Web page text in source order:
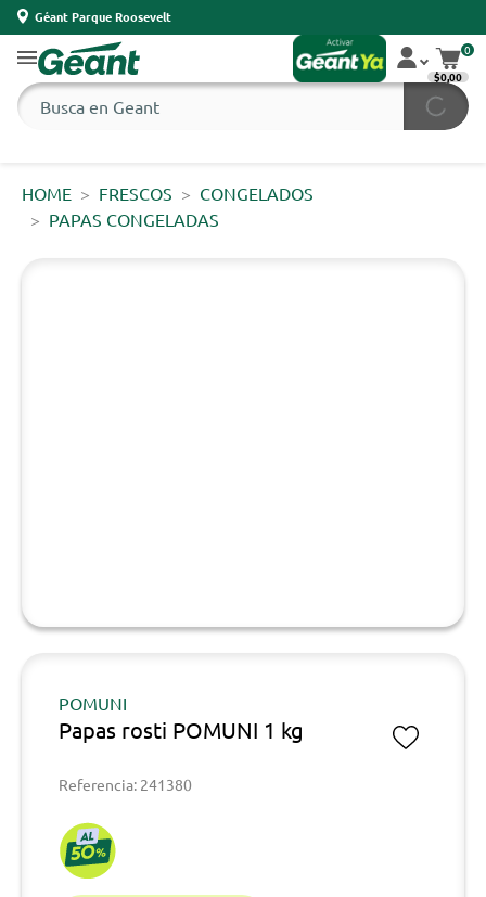
Géant Parque Roosevelt
0
$0,00
HOME FRESCOS
CONGELADOS
PAPAS CONGELADAS
POMUNI
Papas rosti POMUNI 1 kg
Referencia: 241380